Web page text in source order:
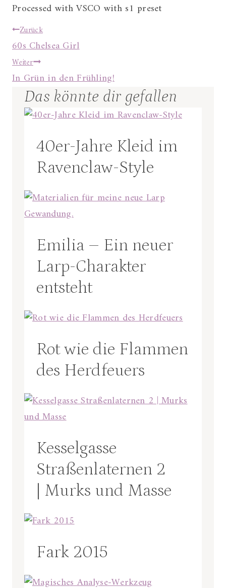
Processed with VSCO with s1 preset
Beitragsnavigation
Zurück
60s Chelsea Girl
Weiter
In Grün in den Frühling!
Das könnte dir gefallen
40er-Jahre Kleid im
Ravenclaw-Style
Emilia – Ein neuer
Larp-Charakter
entsteht
Rot wie die Flammen
des Herdfeuers
Kesselgasse
Straßenlaternen 2
| Murks und Masse
Fark 2015